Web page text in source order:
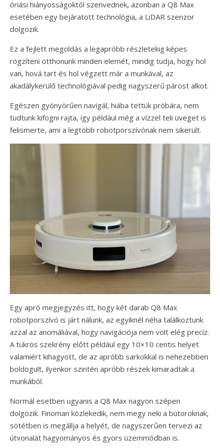
óriási hiányosságoktól szenvednek, azonban a Q8 Max
esetében egy bejáratott technológia, a LiDAR szenzor
dolgozik.
Ez a fejlett megoldás a legapróbb részletekig képes
rögzíteni otthonunk minden elemét, mindig tudja, hogy hol
van, hová tart és hol végzett már a munkával, az
akadálykerülő technológiával pedig nagyszerű párost alkot.
Egészen gyönyörűen navigál, hiába tettük próbára, nem
tudtunk kifogni rajta, így például még a vízzel teli üveget is
felismerte, ami a legtöbb robotporszívónak nem sikerült.
Egy apró megjegyzés itt, hogy két darab Q8 Max
robotporszívó is járt nálunk, az egyiknél néha találkoztunk
azzal az anomáliával, hogy navigációja nem volt elég precíz.
A tükrös szekrény előtt például egy 10×10 centis helyet
valamiért kihagyott, de az apróbb sarkokkal is nehezebben
boldogult, ilyenkor szintén apróbb részek kimaradtak a
munkából.
Normál esetben ugyanis a Q8 Max nagyon szépen
dolgozik. Finoman közlekedik, nem megy neki a bútoroknak,
sötétben is megállja a helyét, de nagyszerűen tervezi az
útvonalát hagyományos és gyors üzemmódban is.